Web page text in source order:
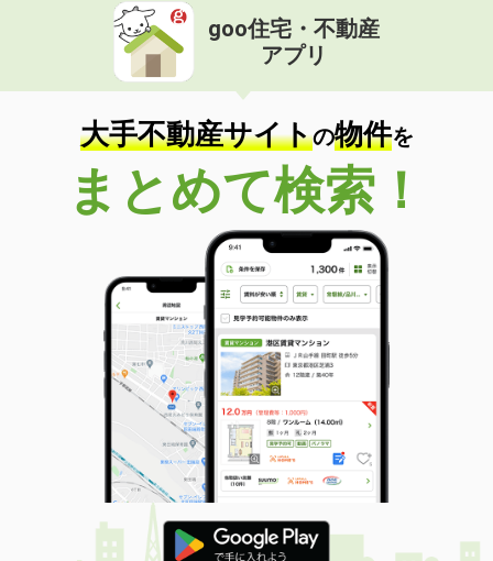
goo住宅・不動産
アプリ
大手不動産サイトの物件を
まとめて検索！